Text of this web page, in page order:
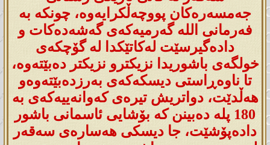
جەمسەرەکان پووچەڵکرایەوە، چونکە بە
فەرمانی اللە گەرمیەکەی گەشەدەکات و
دادەگیرسێت لەکاتێکدا لە گۆچکەی
خولگەی باشوریدا نزیکترو نزیکتر دەبێتەوە،
تا ناوەڕاستی دیسکەکەی بەرزدەبێتەوەو
هەڵدێت، دواتریش تیرەی کەوانەییەکەی بە
180 پلە دەبینن کە بۆشایی ئاسمانی باشور
دادەپۆشێت، جا دیسکی هەسارەی سەقەر